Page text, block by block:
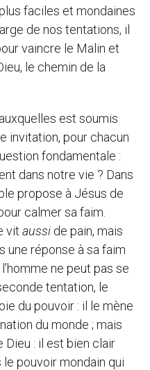
faciles et mondaines
de nos tentations, il
vaincre le Malin et
le chemin de la
est soumis
invitation, pour chacun
fondamentale :
dans notre vie ? Dans
propose à Jésus de
calmer sa faim.
vit aussi de pain, mais
une réponse à sa faim
ne peut pas se
tentation, le
du pouvoir : il le mène
du monde ; mais
Dieu : il est bien clair
le pouvoir mondain qui